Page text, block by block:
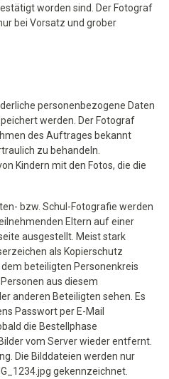
worden sind. Der Fotograf
bei Vorsatz und grober
personenbezogene Daten
werden. Der Fotograf
des Auftrages bekannt
zu behandeln.
Kindern mit den Fotos, die die
bzw. Schul-Fotografie werden
Eltern auf einer
ausgestellt. Meist stark
als Kopierschutz
beteiligten Personenkreis
aus diesem
anderen Beteiligten sehen. Es
Passwort per E-Mail
die Bestellphase
vom Server wieder entfernt.
Die Bilddateien werden nur
gekennzeichnet.